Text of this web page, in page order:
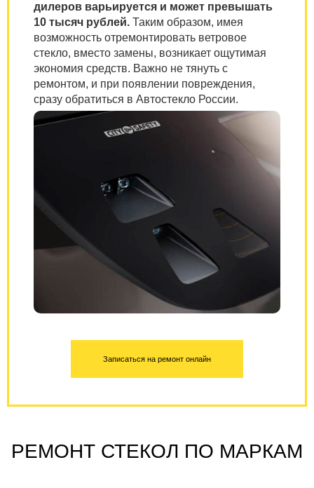
дилеров варьируется и может превышать
10 тысяч рублей. Таким образом, имея
возможность отремонтировать ветровое
стекло, вместо замены, возникает ощутимая
экономия средств. Важно не тянуть с
ремонтом, и при появлении повреждения,
сразу обратиться в Автостекло России.
Записаться на ремонт онлайн
РЕМОНТ СТЕКОЛ ПО МАРКАМ